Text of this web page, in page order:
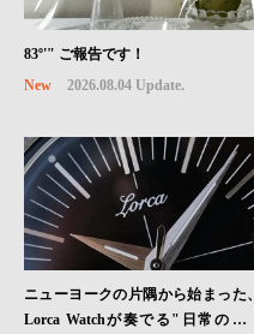
83º'" ご報告です！
New
2026.08.04 Update.
ニューヨークの片隅から始まった、
Lorca Watchが奏でる"日常のロマ